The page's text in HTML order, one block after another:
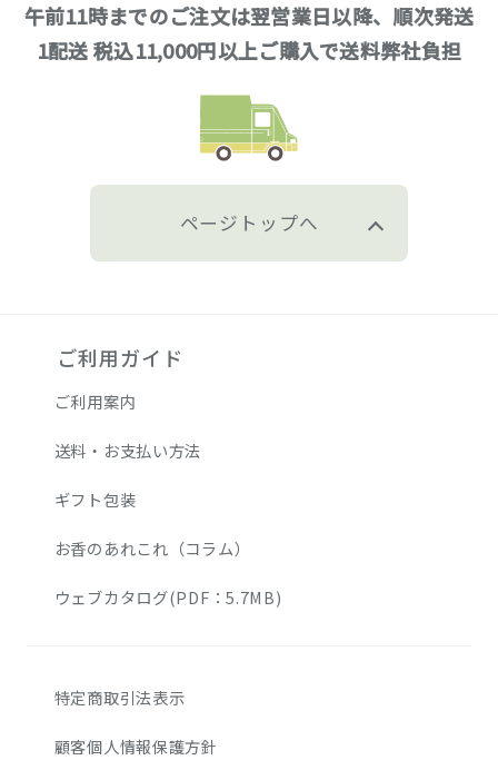
午前11時までのご注文は翌営業日以降、順次発送
1配送 税込11,000円以上ご購入で送料弊社負担
ページトップへ
ご利用ガイド
ご利用案内
送料・お支払い方法
ギフト包装
お香のあれこれ（コラム）
ウェブカタログ(PDF：5.7MB)
特定商取引法表示
顧客個人情報保護方針